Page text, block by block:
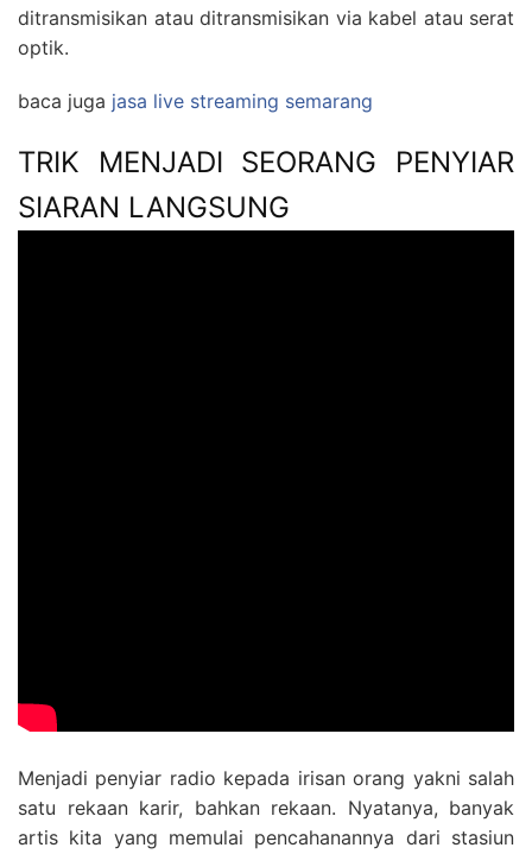
ditransmisikan atau ditransmisikan via kabel atau serat
optik.
baca juga jasa live streaming semarang
TRIK MENJADI SEORANG PENYIAR
SIARAN LANGSUNG
Menjadi penyiar radio kepada irisan orang yakni salah
satu rekaan karir, bahkan rekaan. Nyatanya, banyak
artis kita yang memulai pencahanannya dari stasiun